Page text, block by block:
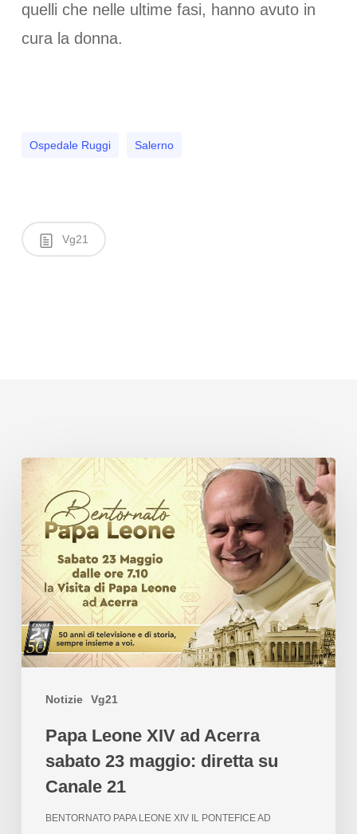
quelli che nelle ultime fasi, hanno avuto in
cura la donna.
Ospedale Ruggi Salerno
Vg21
Notizie Vg21
Papa Leone XIV ad Acerra
sabato 23 maggio: diretta su
Canale 21
BENTORNATO PAPA LEONE XIV IL PONTEFICE AD